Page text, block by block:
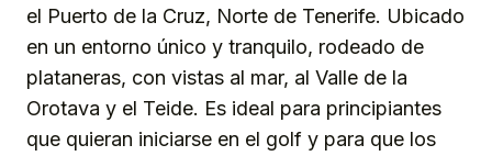
el Puerto de la Cruz, Norte de Tenerife. Ubicado
en un entorno único y tranquilo, rodeado de
plataneras, con vistas al mar, al Valle de la
Orotava y el Teide. Es ideal para principiantes
que quieran iniciarse en el golf y para que los